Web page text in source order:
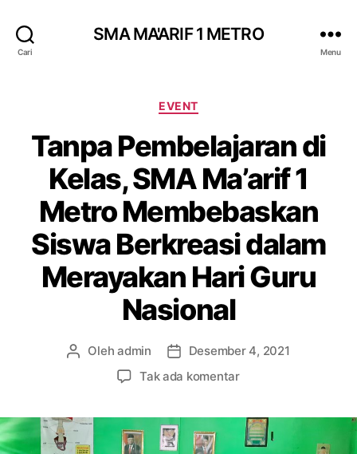
Cari
SMA MA'ARIF 1 METRO
Menu
Kategori
EVENT
Tanpa Pembelajaran di
Kelas, SMA Ma’arif 1
Metro Membebaskan
Siswa Berkreasi dalam
Merayakan Hari Guru
Nasional
Penulis
Olehadmin
Tanggal
artikel
Desember 4, 2021
Tak ada komentarpada
di
Kelas,